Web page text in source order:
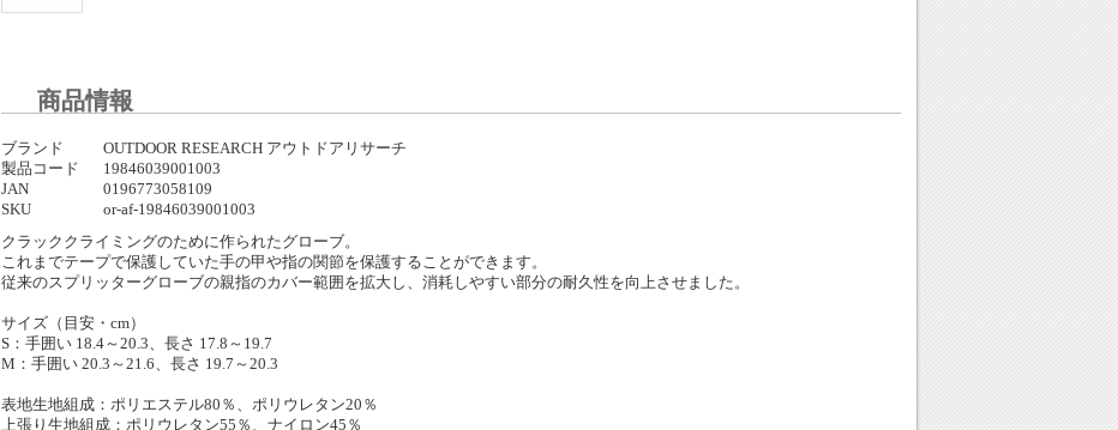
商品情報
ブランド
OUTDOOR RESEARCH アウトドアリサーチ
製品コード
19846039001003
JAN
0196773058109
SKU
or-af-19846039001003
クラッククライミングのために作られたグローブ。
これまでテープで保護していた手の甲や指の関節を保護することができます。
従来のスプリッターグローブの親指のカバー範囲を拡大し、消耗しやすい部分の耐久性を向上させました。
サイズ（目安・cm）
S：手囲い 18.4～20.3、長さ 17.8～19.7
M：手囲い 20.3～21.6、長さ 19.7～20.3
表地生地組成：ポリエステル80％、ポリウレタン20％
上張り生地組成：ポリウレタン55％、ナイロン45％